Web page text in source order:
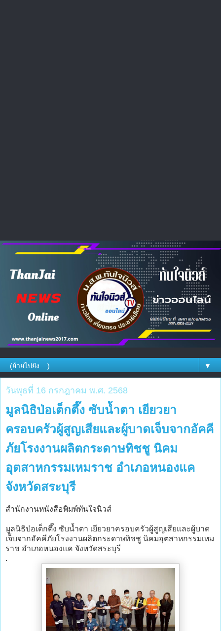
▼
วันพุธที่ 16 กรกฎาคม พ.ศ. 2568
มูลนิธิป่อเต็กตึ๊ง ซับน้ำตา เยียวยา
ครอบครัวผู้สูญเสียและผู้บาดเจ็บจากอัคคี
ภัยโรงงานผลิตกระดาษทิชชู นิคม
อุตสาหกรรมเหมราช อำเภอหนองแค
จังหวัดสระบุรี
สำนักงานหนังสือพิมพ์ทันใจนิวส์
มูลนิธิป่อเต็กตึ๊ง ซับน้ำตา เยียวยาครอบครัวผู้สูญเสียและผู้บาด
เจ็บจากอัคคีภัยโรงงานผลิตกระดาษทิชชู นิคมอุตสาหกรรมเหม
ราช อำเภอหนองแค จังหวัดสระบุรี
.